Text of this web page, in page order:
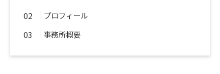
プロフィール
事務所概要